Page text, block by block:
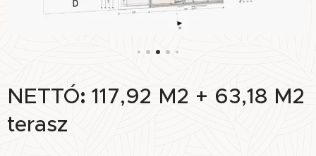
NETTÓ: 117,92 M2 + 63,18 M2
terasz